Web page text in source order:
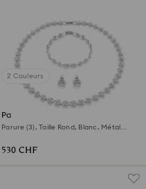
2 Couleurs
Parure Una Angelic
Parure (3), Taille Rond, Blanc, Métal
530 CHF